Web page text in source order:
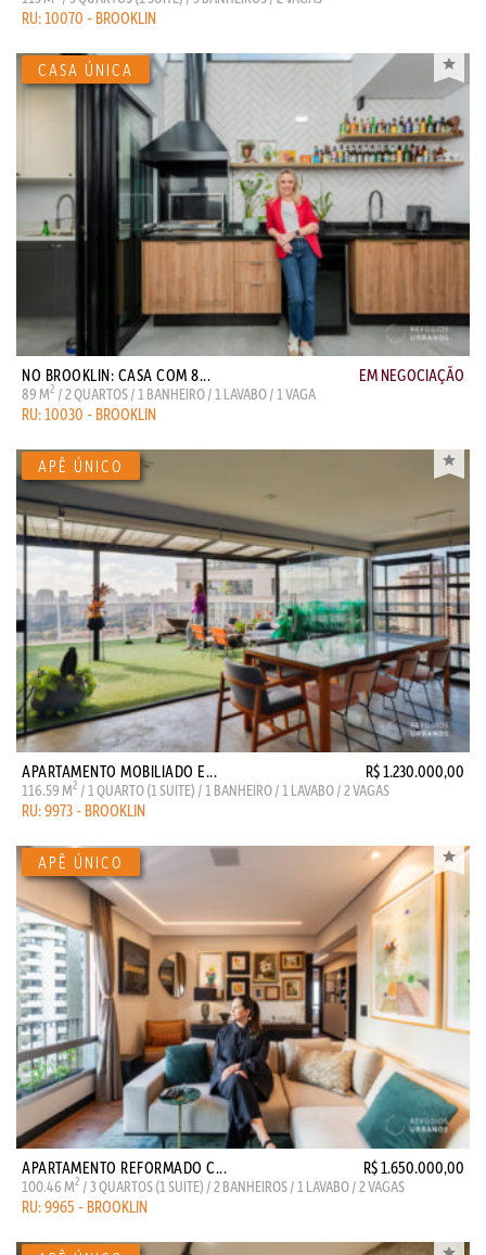
RU: 10070 - BROOKLIN
NO BROOKLIN: CASA COM 8... EM NEGOCIAÇÃO
89 M2 / 2 QUARTOS / 1 BANHEIRO / 1 LAVABO / 1 VAGA
RU: 10030 - BROOKLIN
APARTAMENTO MOBILIADO E... R$ 1.230.000,00
116.59 M2 / 1 QUARTO (1 SUITE) / 1 BANHEIRO / 1 LAVABO / 2 VAGAS
RU: 9973 - BROOKLIN
APARTAMENTO REFORMADO C... R$ 1.650.000,00
100.46 M2 / 3 QUARTOS (1 SUITE) / 2 BANHEIROS / 1 LAVABO / 2 VAGAS
RU: 9965 - BROOKLIN